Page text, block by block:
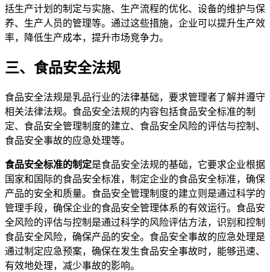
括生产计划的制定与实施、生产流程的优化、设备的维护与保
养、生产人员的管理等。通过这些措施，企业可以提升生产效
率，降低生产成本，提升市场竞争力。
三、食品安全法规
食品安全法规是乳品行业的法律基础，要求管理者了解并遵守
相关法律法规。食品安全法规的内容包括食品安全标准的制
定、食品安全管理制度的建立、食品安全风险的评估与控制、
食品安全事故的应急处理等。
食品安全标准的制定是食品安全法规的基础，它要求企业根据
国家和国际的食品安全标准，制定企业的食品安全标准，确保
产品的安全和质量。食品安全管理制度的建立则是通过科学的
管理手段，确保企业的食品安全管理体系的有效运行。食品安
全风险的评估与控制是通过科学的风险评估方法，识别和控制
食品安全风险，确保产品的安全。食品安全事故的应急处理是
通过制定应急预案，确保在发生食品安全事故时，能够迅速、
有效地处理，减少事故的影响。